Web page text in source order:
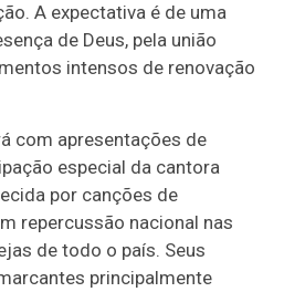
A expectativa é de uma
de Deus, pela união
intensos de renovação
com apresentações de
especial da cantora
por canções de
repercussão nacional nas
de todo o país. Seus
principalmente